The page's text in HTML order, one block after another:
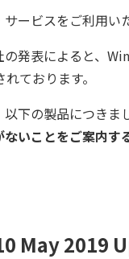
ービスをご利用い
の発表によると、
ております。
下の製品につきま
ないことをご案内
May 2019